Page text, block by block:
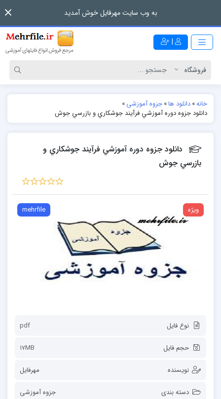
به وب سایت مهرفایل خوش آمدید
|
خانه»دانلود ها»جزوه آموزشی»
دانلود جزوه دوره آموزشي فرآيند جوشكاري و بازرسي جوش
دانلود جزوه دوره آموزشي فرآيند جوشكاري و
بازرسي جوش
ویژه mehrfile
نوع فایل pdf
حجم فایل 17MB
نویسنده مهرفایل
دسته بندی جزوه آموزشی